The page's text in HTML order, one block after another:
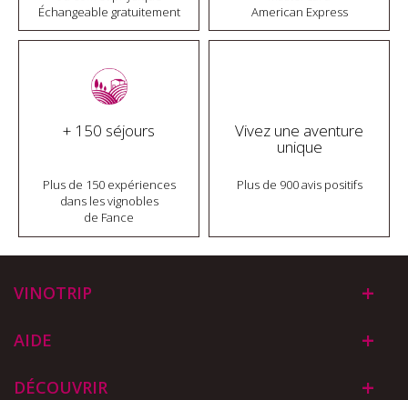
Échangeable gratuitement
American Express
+ 150 séjours
Plus de 150 expériences
dans les vignobles
de Fance
Vivez une aventure
unique
Plus de 900 avis positifs
VINOTRIP
AIDE
DÉCOUVRIR